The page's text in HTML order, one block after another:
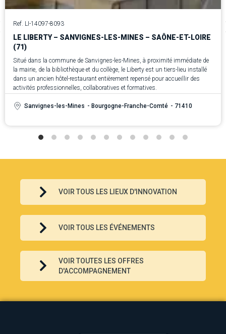
Ref. LI-14097-8093
LE LIBERTY – SANVIGNES-LES-MINES – SAÔNE-ET-LOIRE
(71)
Situé dans la commune de Sanvignes-les-Mines, à proximité immédiate de
la mairie, de la bibliothèque et du collège, le Liberty est un tiers-lieu installé
dans un ancien hôtel-restaurant entièrement repensé pour accueillir des
activités professionnelles, collaboratives et formatives.
Sanvignes-les-Mines - Bourgogne-Franche-Comté - 71410
VOIR TOUS LES LIEUX D'INNOVATION
VOIR TOUS LES ÉVÉNEMENTS
VOIR TOUTES LES OFFRES
D'ACCOMPAGNEMENT